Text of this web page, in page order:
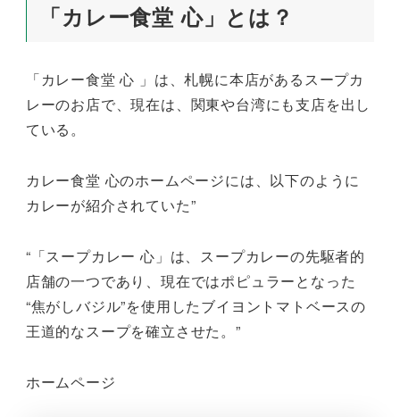
「カレー食堂 心」とは？
「カレー食堂 心 」は、札幌に本店があるスープカ
レーのお店で、現在は、関東や台湾にも支店を出し
ている。
カレー食堂 心のホームページには、以下のように
カレーが紹介されていた”
“「スープカレー 心」は、スープカレーの先駆者的
店舗の一つであり、現在ではポピュラーとなった
“焦がしバジル”を使用したブイヨントマトベースの
王道的なスープを確立させた。”
ホームページ